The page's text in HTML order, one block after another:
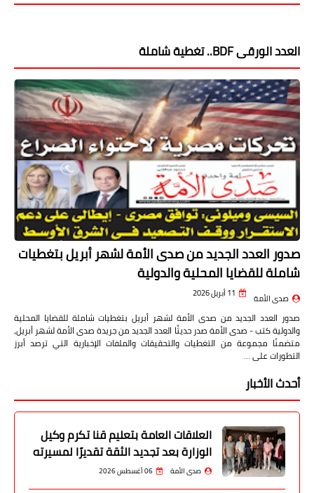
العدد الورقى BDF.. تغطية شاملة
صدور العدد الجديد من صدى الأمة لشهر أبريل بتغطيات
شاملة للقضايا المحلية والدولية
صدى الأمة 11 أبريل 2026
صدور العدد الجديد من صدى الأمة لشهر أبريل بتغطيات شاملة للقضايا المحلية
والدولية كتب - صدى الأمة صدر حديثًا العدد الجديد من جريدة صدى الأمة لشهر أبريل،
متضمنًا مجموعة من التغطيات والتحقيقات والملفات الإخبارية التي ترصد أبرز
التطورات على …
أحدث الأخبار
العلاقات العامة بتعليم قنا تكرم وكيل
الوزارة بعد تجديد الثقة تقديرًا لمسيرته
صدى الأمة 06 أغسطس 2026